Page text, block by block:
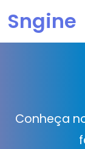
Sngine
Conheça